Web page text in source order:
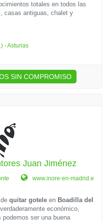
totales en todos las
casas antiguas, chalet y
- Asturias
SIN COMPROMISO
Juan Jiménez
www.inore-en-madrid.e
quitar gotele en Boadilla del
económico,
podemos ser una buena